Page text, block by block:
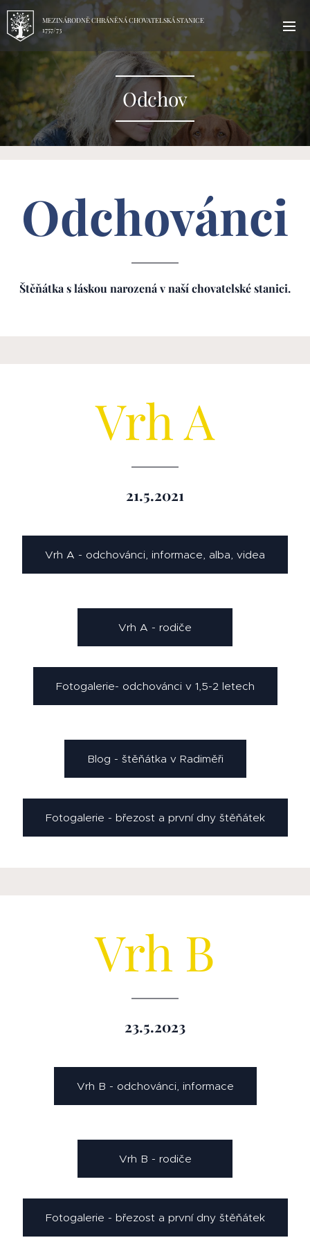
MEZINÁRODNĚ CHRÁNĚNÁ CHOVATELSKÁ STANICE
1757/73
Odchov
Odchovánci
Štěňátka s láskou narozená v naší chovatelské stanici.
Vrh A
21.5.2021
Vrh A - odchovánci, informace, alba, videa
Vrh A - rodiče
Fotogalerie- odchovánci v 1,5-2 letech
Blog - štěňátka v Radiměři
Fotogalerie - březost a první dny štěňátek
Vrh B
23.5.2023
Vrh B - odchovánci, informace
Vrh B - rodiče
Fotogalerie - březost a první dny štěňátek